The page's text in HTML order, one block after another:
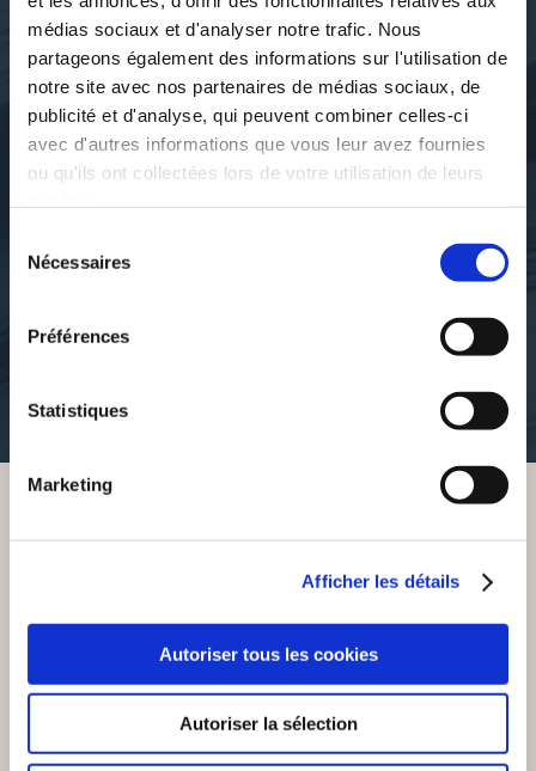
médias sociaux et d'analyser notre trafic. Nous
partageons également des informations sur l'utilisation de
notre site avec nos partenaires de médias sociaux, de
publicité et d'analyse, qui peuvent combiner celles-ci
avec d'autres informations que vous leur avez fournies
ou qu'ils ont collectées lors de votre utilisation de leurs
Nécessaires
Préférences
Statistiques
Marketing
Afficher les détails
Autoriser tous les cookies
Autoriser la sélection
HOODLUMS
action-aventure
François Kufs
LA FIN VA VOUS
litterature-humoristique
VOUS AIMEREZ AUSSI